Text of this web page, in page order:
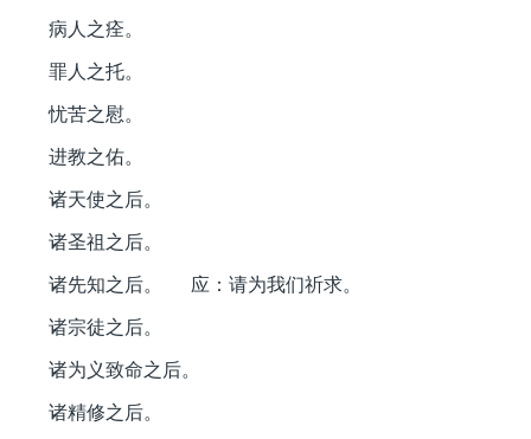
病人之痊。
罪人之托。
忧苦之慰。
进教之佑。
诸天使之后。
诸圣祖之后。
诸先知之后。 应：请为我们祈求。
诸宗徒之后。
诸为义致命之后。
诸精修之后。